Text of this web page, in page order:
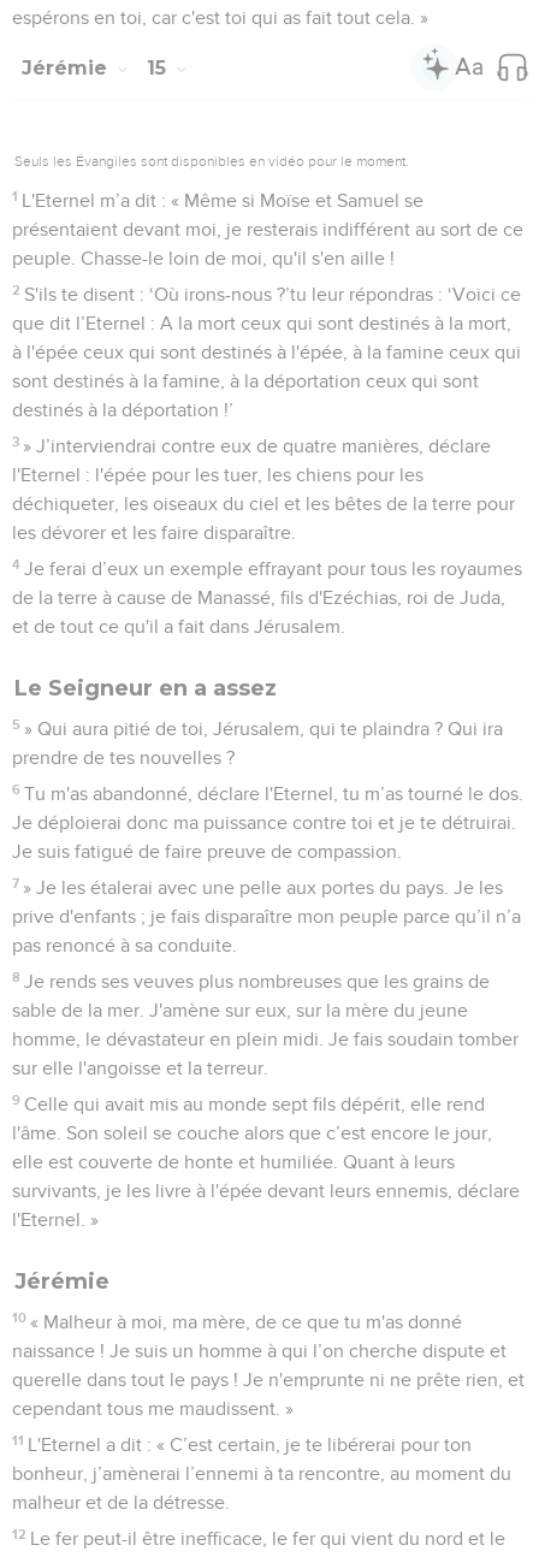
espérons en toi, car c'est toi qui as fait tout cela. »
Jérémie 15
Seuls les Évangiles sont disponibles en vidéo pour le moment.
1 L'Eternel m’a dit : « Même si Moïse et Samuel se
présentaient devant moi, je resterais indifférent au sort de ce
peuple. Chasse-le loin de moi, qu'il s'en aille !
2 S'ils te disent : ‘Où irons-nous ?’tu leur répondras : ‘Voici ce
que dit l’Eternel : A la mort ceux qui sont destinés à la mort,
à l'épée ceux qui sont destinés à l'épée, à la famine ceux qui
sont destinés à la famine, à la déportation ceux qui sont
destinés à la déportation !’
3 » J’interviendrai contre eux de quatre manières, déclare
l'Eternel : l'épée pour les tuer, les chiens pour les
déchiqueter, les oiseaux du ciel et les bêtes de la terre pour
les dévorer et les faire disparaître.
4 Je ferai d’eux un exemple effrayant pour tous les royaumes
de la terre à cause de Manassé, fils d'Ezéchias, roi de Juda,
et de tout ce qu'il a fait dans Jérusalem.
Le Seigneur en a assez
5 » Qui aura pitié de toi, Jérusalem, qui te plaindra ? Qui ira
prendre de tes nouvelles ?
6 Tu m'as abandonné, déclare l'Eternel, tu m’as tourné le dos.
Je déploierai donc ma puissance contre toi et je te détruirai.
Je suis fatigué de faire preuve de compassion.
7 » Je les étalerai avec une pelle aux portes du pays. Je les
prive d'enfants ; je fais disparaître mon peuple parce qu’il n’a
pas renoncé à sa conduite.
8 Je rends ses veuves plus nombreuses que les grains de
sable de la mer. J'amène sur eux, sur la mère du jeune
homme, le dévastateur en plein midi. Je fais soudain tomber
sur elle l'angoisse et la terreur.
9 Celle qui avait mis au monde sept fils dépérit, elle rend
l'âme. Son soleil se couche alors que c’est encore le jour,
elle est couverte de honte et humiliée. Quant à leurs
survivants, je les livre à l'épée devant leurs ennemis, déclare
l'Eternel. »
Jérémie
10 « Malheur à moi, ma mère, de ce que tu m'as donné
naissance ! Je suis un homme à qui l’on cherche dispute et
querelle dans tout le pays ! Je n'emprunte ni ne prête rien, et
cependant tous me maudissent. »
11 L'Eternel a dit : « C’est certain, je te libérerai pour ton
bonheur, j’amènerai l’ennemi à ta rencontre, au moment du
malheur et de la détresse.
12 Le fer peut-il être inefficace, le fer qui vient du nord et le